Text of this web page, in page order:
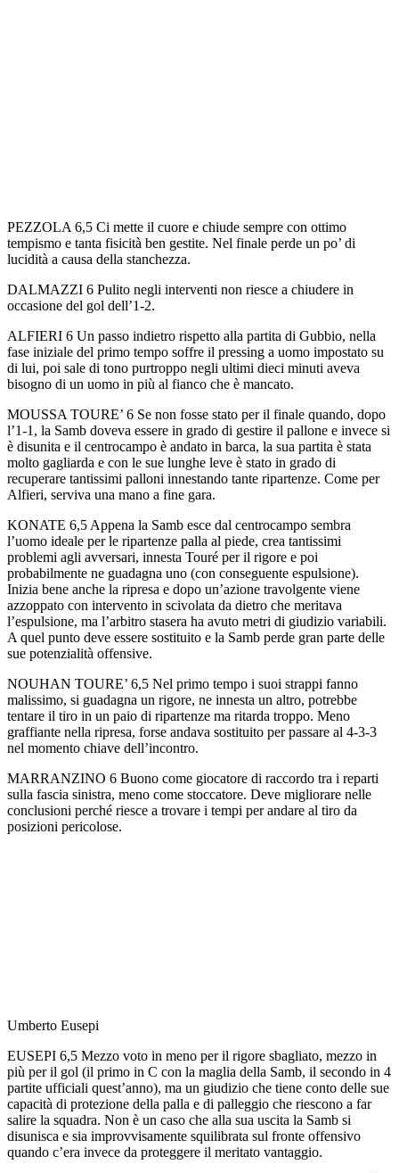
PEZZOLA 6,5 Ci mette il cuore e chiude sempre con ottimo
tempismo e tanta fisicità ben gestite. Nel finale perde un po’ di
lucidità a causa della stanchezza.
DALMAZZI 6 Pulito negli interventi non riesce a chiudere in
occasione del gol dell’1-2.
ALFIERI 6 Un passo indietro rispetto alla partita di Gubbio, nella
fase iniziale del primo tempo soffre il pressing a uomo impostato su
di lui, poi sale di tono purtroppo negli ultimi dieci minuti aveva
bisogno di un uomo in più al fianco che è mancato.
MOUSSA TOURE’ 6 Se non fosse stato per il finale quando, dopo
l’1-1, la Samb doveva essere in grado di gestire il pallone e invece si
è disunita e il centrocampo è andato in barca, la sua partita è stata
molto gagliarda e con le sue lunghe leve è stato in grado di
recuperare tantissimi palloni innestando tante ripartenze. Come per
Alfieri, serviva una mano a fine gara.
KONATE 6,5 Appena la Samb esce dal centrocampo sembra
l’uomo ideale per le ripartenze palla al piede, crea tantissimi
problemi agli avversari, innesta Touré per il rigore e poi
probabilmente ne guadagna uno (con conseguente espulsione).
Inizia bene anche la ripresa e dopo un’azione travolgente viene
azzoppato con intervento in scivolata da dietro che meritava
l’espulsione, ma l’arbitro stasera ha avuto metri di giudizio variabili.
A quel punto deve essere sostituito e la Samb perde gran parte delle
sue potenzialità offensive.
NOUHAN TOURE’ 6,5 Nel primo tempo i suoi strappi fanno
malissimo, si guadagna un rigore, ne innesta un altro, potrebbe
tentare il tiro in un paio di ripartenze ma ritarda troppo. Meno
graffiante nella ripresa, forse andava sostituito per passare al 4-3-3
nel momento chiave dell’incontro.
MARRANZINO 6 Buono come giocatore di raccordo tra i reparti
sulla fascia sinistra, meno come stoccatore. Deve migliorare nelle
conclusioni perché riesce a trovare i tempi per andare al tiro da
posizioni pericolose.
Umberto Eusepi
EUSEPI 6,5 Mezzo voto in meno per il rigore sbagliato, mezzo in
più per il gol (il primo in C con la maglia della Samb, il secondo in 4
partite ufficiali quest’anno), ma un giudizio che tiene conto delle sue
capacità di protezione della palla e di palleggio che riescono a far
salire la squadra. Non è un caso che alla sua uscita la Samb si
disunisca e sia improvvisamente squilibrata sul fronte offensivo
quando c’era invece da proteggere il meritato vantaggio.